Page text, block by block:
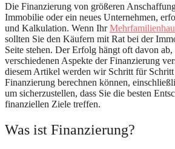
Die Finanzierung von größeren
Immobilie oder ein neues Unternehmen,
und Kalkulation. Wenn Ihr
sollten Sie den Käufern mit Rat bei der
Seite stehen. Der Erfolg hängt oft davon
verschiedenen Aspekte der Finanzierung
diesem Artikel werden wir Schritt für
Finanzierung berechnen können,
um sicherzustellen, dass Sie die besten
finanziellen Ziele treffen.
Was ist Finanzierung?